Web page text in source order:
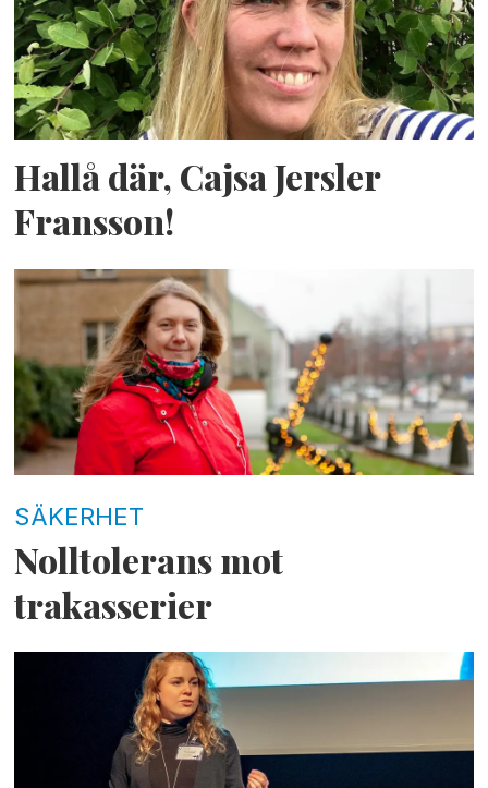
Hallå där, Cajsa Jersler
Fransson!
SÄKERHET
Nolltolerans mot
trakasserier